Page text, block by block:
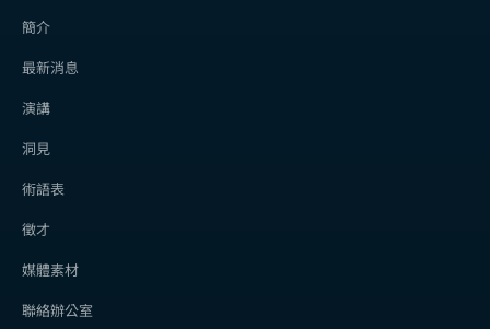
簡介
最新消息
演講
洞見
術語表
徵才
媒體素材
聯絡辦公室